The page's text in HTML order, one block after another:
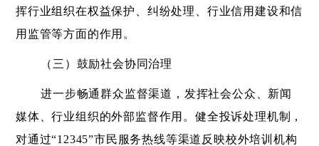
挥行业组织在权益保护、纠纷处理、行业信用建设和信
用监管等方面的作用。
（三）鼓励社会协同治理
进一步畅通群众监督渠道，发挥社会公众、新闻
媒体、行业组织的外部监督作用。健全投诉处理机制，
对通过“12345”市民服务热线等渠道反映校外培训机构